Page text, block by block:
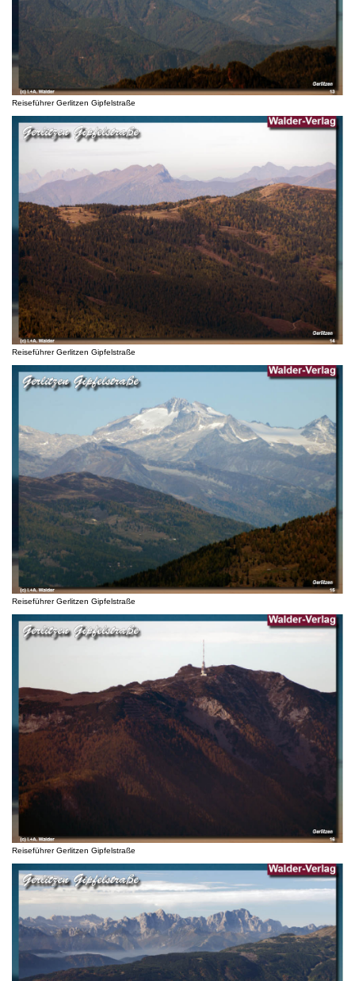
Reiseführer Gerlitzen Gipfelstraße
Reiseführer Gerlitzen Gipfelstraße
Reiseführer Gerlitzen Gipfelstraße
Reiseführer Gerlitzen Gipfelstraße